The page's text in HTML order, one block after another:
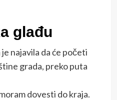
glađu
najavila da će početi
grada, preko puta
dovesti do kraja.